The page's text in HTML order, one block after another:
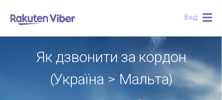
Вхід
Як дзвонити за кордон
(Україна > Мальта)